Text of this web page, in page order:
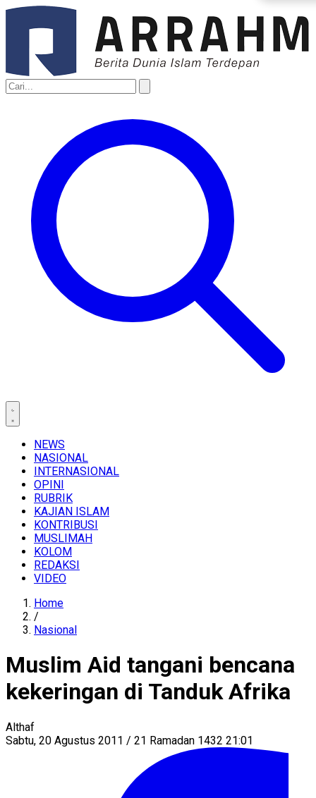
NEWS
NASIONAL
INTERNASIONAL
OPINI
RUBRIK
KAJIAN ISLAM
KONTRIBUSI
MUSLIMAH
KOLOM
REDAKSI
VIDEO
Home
/
Nasional
Muslim Aid tangani bencana
kekeringan di Tanduk Afrika
Althaf
Sabtu, 20 Agustus 2011 / 21 Ramadan 1432 21:01